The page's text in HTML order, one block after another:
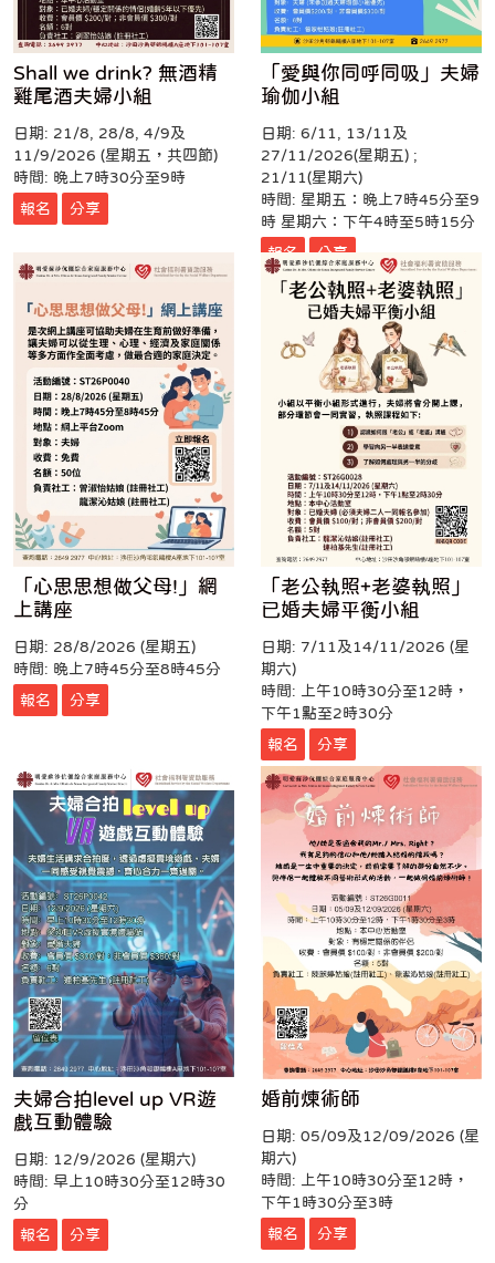
Shall we drink? 無酒精
雞尾酒夫婦小組
日期: 21/8, 28/8, 4/9及
11/9/2026 (星期五，共四節)
時間: 晚上7時30分至9時
報名
分享
「愛與你同呼同吸」夫婦
瑜伽小組
日期: 6/11, 13/11及
27/11/2026(星期五) ;
21/11(星期六)
時間: 星期五：晚上7時45分至9
時 星期六：下午4時至5時15分
報名
分享
「心思思想做父母!」網
上講座
日期: 28/8/2026 (星期五)
時間: 晚上7時45分至8時45分
報名
分享
「老公執照+老婆執照」
已婚夫婦平衡小組
日期: 7/11及14/11/2026 (星
期六)
時間: 上午10時30分至12時，
下午1點至2時30分
報名
分享
夫婦合拍level up VR遊
戲互動體驗
日期: 12/9/2026 (星期六)
時間: 早上10時30分至12時30
分
報名
分享
婚前煉術師
日期: 05/09及12/09/2026 (星
期六)
時間: 上午10時30分至12時，
下午1時30分至3時
報名
分享